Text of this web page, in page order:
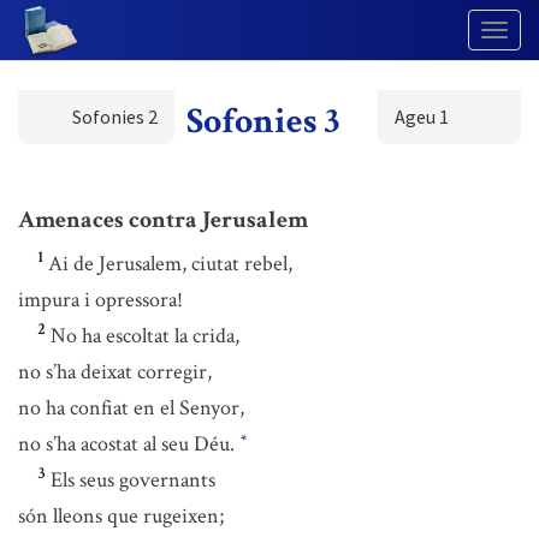
Sofonies 2 Sofonies 3 Ageu 1
Amenaces contra Jerusalem
1 Ai de Jerusalem, ciutat rebel,
impura i opressora!
2 No ha escoltat la crida,
no s’ha deixat corregir,
no ha confiat en el Senyor,
no s’ha acostat al seu Déu. *
3 Els seus governants
són lleons que rugeixen;